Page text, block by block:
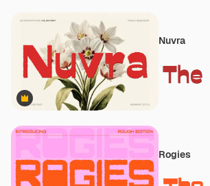
Premium
Nuvra
Rogies